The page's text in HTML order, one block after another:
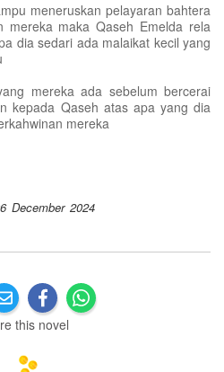
meneruskan pelayaran bahtera
mereka maka Qaseh Emelda rela
dia sedari ada malaikat kecil yang
mereka ada sebelum bercerai
kepada Qaseh atas apa yang dia
mereka
December 2024
this novel